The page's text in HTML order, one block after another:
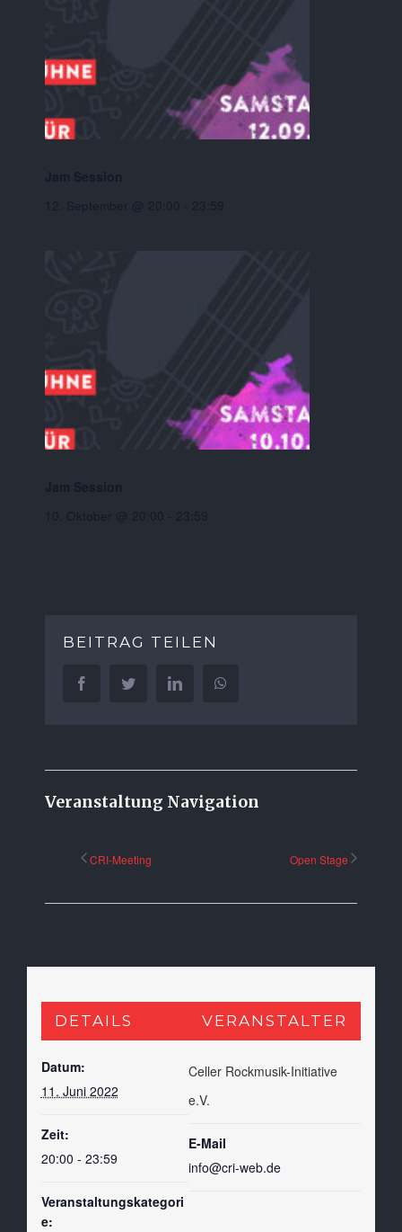
BEITRAG TEILEN
FacebookTwitter LinkedIn
Veranstaltung Navigation
CRI-Meeting Open Stage
DETAILS
Datum:
11. Juni 2022
Zeit:
20:00 - 23:59
Veranstaltungskategori
e:
VERANSTALTER
Celler Rockmusik-Initiative
e.V.
E-Mail
info@cri-web.de